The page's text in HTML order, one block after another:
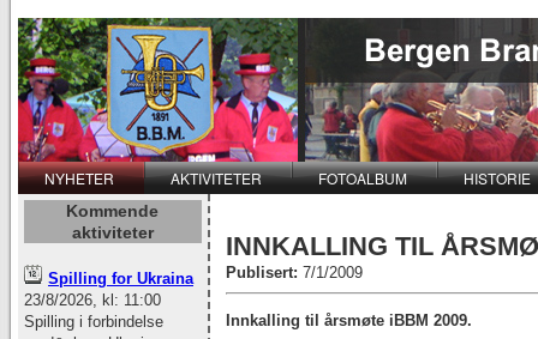
NYHETER AKTIVITETER FOTOALBUM HISTORIE
INNKALLING TIL
Publisert: 7/1/2009
Innkalling til årsmøte iBBM 2009.
Kommende
aktiviteter
Spilling for Ukraina
23/8/2026, kl: 11:00
Spilling i forbindelse